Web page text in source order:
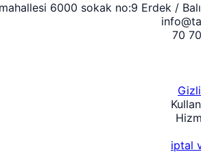
6000 sokak no:9 Erdek /
iptal